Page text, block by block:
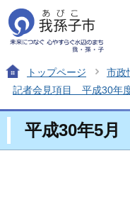
トップページ 市政
記者会見項目 平成30年
平成30年5月